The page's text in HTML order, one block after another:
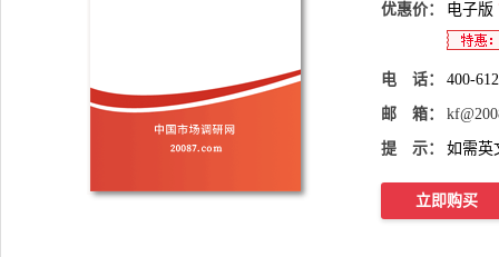
优惠价： 电子版
电 话： 400-
邮 箱：
提 示： 如需英
立即购买